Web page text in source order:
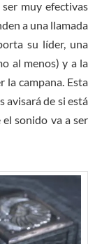
muy efectivas
a una llamada
su líder, una
al menos) y a la
la campana. Esta
avisará de si está
sonido va a ser